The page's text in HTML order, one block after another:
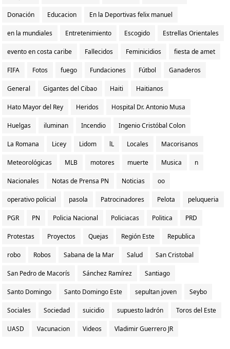
Donación Educacion En la Deportivas felix manuel
en la mundiales Entretenimiento Escogido Estrellas Orientales
evento en costa caribe Fallecidos Feminicidios fiesta de amet
FIFA Fotos fuego Fundaciones Fútbol Ganaderos
General Gigantes del Cibao Haiti Haitianos
Hato Mayor del Rey Heridos Hospital Dr. Antonio Musa
Huelgas iluminan Incendio Ingenio Cristóbal Colon
La Romana Licey Lidom lL Locales Macorisanos
Meteorológicas MLB motores muerte Musica n
Nacionales Notas de Prensa PN Noticias oo
operativo policial pasola Patrocinadores Pelota peluqueria
PGR PN Policia Nacional Policiacas Politica PRD
Protestas Proyectos Quejas Región Este Republica
robo Robos Sabana de la Mar Salud San Cristobal
San Pedro de Macorís Sánchez Ramírez Santiago
Santo Domingo Santo Domingo Este sepultan joven Seybo
Sociales Sociedad suicidio supuesto ladrón Toros del Este
UASD Vacunacion Videos Vladimir Guerrero JR